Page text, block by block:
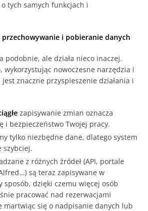
tych samych funkcjach i
przechowywanie i pobieranie danych
podobnie, ale działa nieco inaczej.
wykorzystując nowoczesne narzędzia i
znaczne przyspieszenie działania i
zapisywanie zmian oznacza
i bezpieczeństwo Twojej pracy.
tylko niezbędne dane, dlatego system
szybciej.
z różnych źródeł (API, portale
są teraz zapisywane w
sposób, dzięki czemu więcej osób
pracować nad rezerwacjami
martwiąc się o nadpisanie danych lub